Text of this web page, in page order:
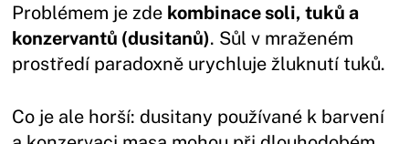
Problémem je zde kombinace soli, tuků a
konzervantů (dusitanů). Sůl v mraženém
prostředí paradoxně urychluje žluknutí tuků.
Co je ale horší: dusitany používané k barvení